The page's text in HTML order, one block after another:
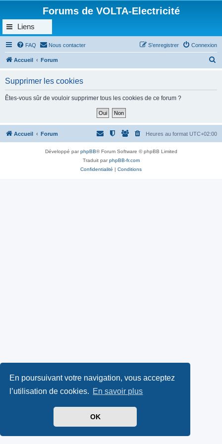
En poursuivant votre navigation, vous acceptez
l’utilisation de cookies. En savoir plus
OK
Forums de VOLTA-Electricité
Liens
FAQ Nous contacter Connexion
S’enregistrer
Accueil Forum
h
Supprimer les cookies
Êtes-vous sûr de vouloir supprimer tous les cookies de ce forum ?
Accueil Forum Heures au format UTC+02:00
Développé parphpBB® Forum Software © phpBB Limited
Traduit parphpBB-fr.com
Confidentialité | Conditions